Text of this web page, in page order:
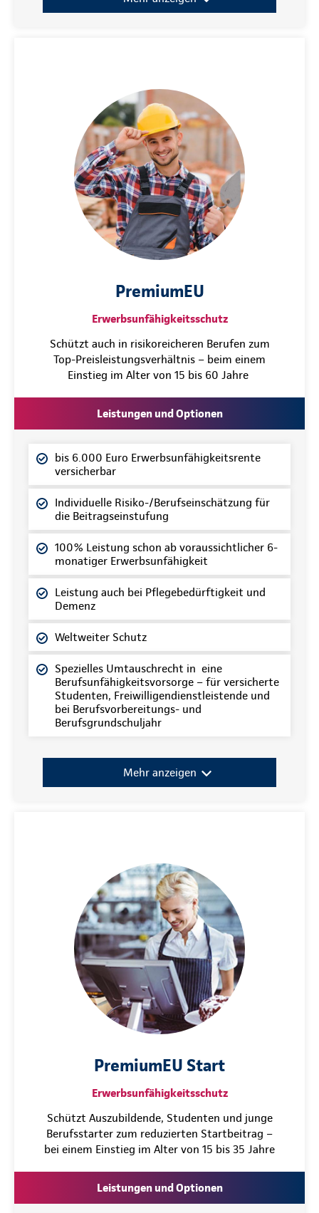
PremiumEU
Erwerbsunfähigkeitsschutz
Schützt auch in risikoreicheren Berufen zum
Top-Preisleistungsverhältnis – beim einem
Einstieg im Alter von 15 bis 60 Jahre
Leistungen und Optionen
bis 6.000 Euro Erwerbsunfähigkeitsrente
versicherbar
Individuelle Risiko-/Berufseinschätzung für
die Beitragseinstufung
100% Leistung schon ab voraussichtlicher 6-
monatiger Erwerbsunfähigkeit
Leistung auch bei Pflegebedürftigkeit und
Demenz
Weltweiter Schutz
Spezielles Umtauschrecht in eine
Berufsunfähigkeitsvorsorge – für versicherte
Studenten, Freiwilligendienstleistende und
bei Berufsvorbereitungs- und
Berufsgrundschuljahr
Mehr anzeigen
PremiumEU Start
Erwerbsunfähigkeitsschutz
Schützt Auszubildende, Studenten und junge
Berufsstarter zum reduzierten Startbeitrag –
bei einem Einstieg im Alter von 15 bis 35 Jahre
Leistungen und Optionen